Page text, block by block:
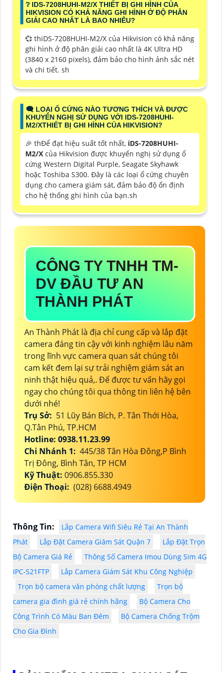
❔ IDS-7208HUHI-M2/X THIẾT BỊ GHI HÌNH CỦA
HIKVISION CÓ KHẢ NĂNG GHI HÌNH Ở ĐỘ PHÂN
GIẢI CAO NHẤT LÀ BAO NHIÊU?
💞 thiDS-7208HUHI-M2/X của Hikvision có khả năng
ghi hình ở độ phân giải cao nhất là 4K Ultra HD
(3840 x 2160 pixels), đảm bảo cho hình ảnh sắc nét
và chi tiết. sh
🗨️ LOẠI Ổ CỨNG NÀO TƯƠNG THÍCH VÀ ĐƯỢC
KHUYẾN NGHỊ SỬ DỤNG VỚI IDS-7208HUHI-
M2/XTHIẾT BỊ GHI HÌNH CỦA HIKVISION?
️🎉 thĐể đạt hiệu suất tốt nhất, iDS-7208HUHI-
M2/X của Hikvision được khuyến nghị sử dụng ổ
cứng Western Digital Purple, Seagate Skyhawk
hoặc Toshiba S300. Đây là các loại ổ cứng chuyên
dụng cho camera giám sát, đảm bảo độ ổn định
cho hệ thống ghi hình của bạn.sh
CÔNG TY TNHH TM-
DV ĐẦU TƯ AN
THÀNH PHÁT
An Thành Phát là địa chỉ cung cấp và lắp đặt
camera đáng tin cậy với kinh nghiệm lâu năm
trong lĩnh vực camera quan sát chúng tôi
cam kết đem lại sự trải nghiệm giám sát an
ninh thật hiệu quả,. Để được tư vấn hãy gọi
ngay cho chúng tôi qua thông tin liên hệ bên
dưới nhé!
Trụ Sở: 51 Lũy Bán Bích, P. Tân Thới Hòa,
Q.Tân Phú, TP.HCM
Hotline: 0938.11.23.99
Chi Nhánh 1: 445/38 Tân Hòa Đông,P Bình
Trị Đông, Bình Tân, TP HCM
Kỹ Thuật: 0906.855.330
Điện Thoại: (028) 6688.4949
Thông Tin:
Lắp Camera Wifi Siêu Rẻ Tại An Thành
Phát
Lắp Đặt Camera Giám Sát Quận 7
Lắp Đặt Trọn
Bộ Camera Giá Rẻ
Thông Số Camera Imou Dùng Sim 4G
IPC-S21FTP
Lắp Camera Giám Sát Khu Công Nghiệp
Trọn bộ camera văn phòng chất lượng
Trọn bộ
camera gia đình giá rẻ chính hãng
Bộ Camera Cho
Công Trình Có Màu Ban Đêm
Bộ Camera Chống Trộm
Cho Gia Đình